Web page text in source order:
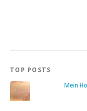
TOP POSTS
Mein